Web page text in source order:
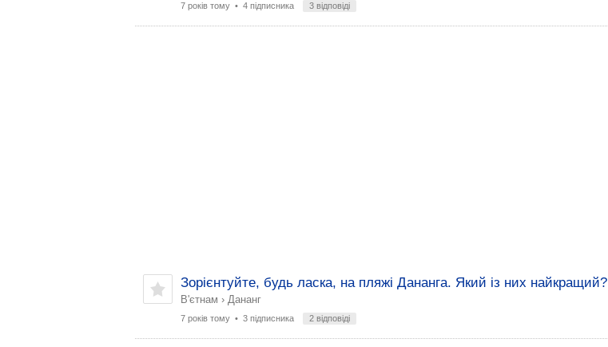
7 років тому• 4 підписника 3 відповіді
Зорієнтуйте, будь ласка, на пляжі Дананга. Який із них найкращий?
В'єтнам › Дананг
7 років тому• 3 підписника 2 відповіді